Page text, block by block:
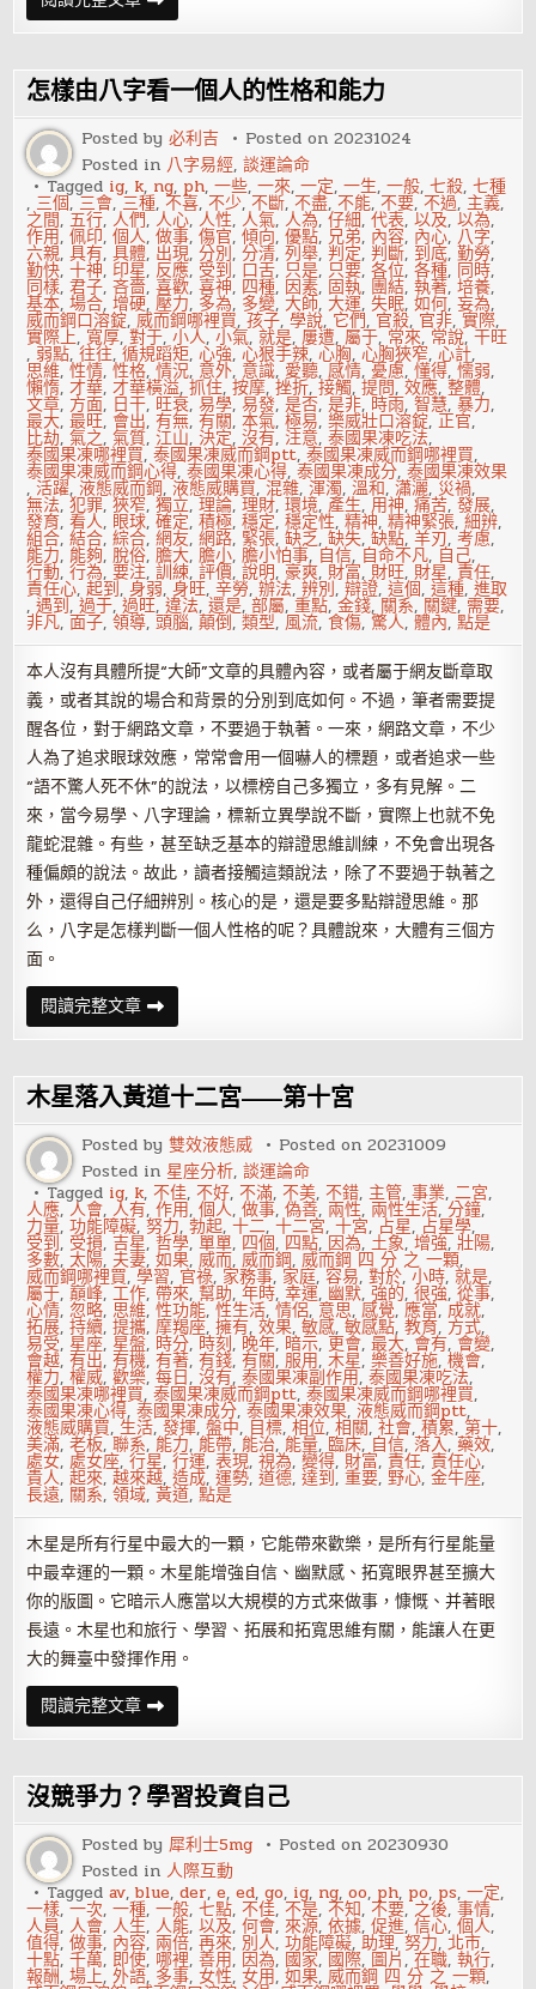
到
推
任
的
爛
主
管，
除
了
吃
悶
虧
你
還
能
這
樣
做…
怎樣由八字看一個人的性格和能力
Posted by必利吉 Posted on20231024
Posted in 八字易經,談運論命
Tagged ig, k, ng, ph,一些,一來,一定,一生,一般,七殺,七種
, 三個,三會,三種,不喜,不少,不斷,不盡,不能,不要,不過,主義,
之間,五行,人們,人心,人性,人氣,人為,仔細,代表,以及,以為,
作用,佩印,個人,做事,傷官,傾向,優點, 兄弟, 內容, 內心, 八字,
六親,具有,具體, 出現,分別,分清,列舉,判定,判斷, 到底,勤勞,
勤快,十神, 印星, 反應, 受到, 口舌, 只是, 只要,各位,各種, 同時,
同樣,君子,吝嗇,喜歡,喜神, 四種, 因素, 固執, 團結,執著,培養,
基本,場合,增硬,壓力, 多為, 多變,大師,大運,失眠,如何,妄為,
威而鋼口溶錠,威而鋼哪裡買,孩子,學說, 它們, 官殺, 官非,實際,
實際上, 寬厚,對于,小人,小氣,就是,屢遭,屬于, 常來, 常說,干旺
,弱點,往往,循規蹈矩,心強,心狠手辣,心胸,心胸狹窄,心計,
思維,性情,性格,情況, 意外, 意識, 愛聽,感情,憂慮,懂得,懦弱,
懶惰,才華,才華橫溢,抓住,按摩,挫折,接觸,提問,效應,整體,
文章, 方面, 日干, 旺衰,易學,易發,是否,是非, 時雨,智慧,暴力,
最大,最旺, 會出,有無,有關,本氣,極易,樂威壯口溶錠,正官,
比劫,氣之,氣質,江山,決定,沒有, 注意,泰國果凍吃法,
泰國果凍哪裡買,泰國果凍威而鋼ptt,泰國果凍威而鋼哪裡買,
泰國果凍威而鋼心得,泰國果凍心得,泰國果凍成分,泰國果凍效果
,活躍,液態威而鋼,液態威購買, 混雜,渾濁,溫和,瀟灑, 災禍,
無法,犯罪,狹窄,獨立,理論,理財,環境,產生, 用神,痛苦,發展,
發育,看人, 眼球,確定,積極,穩定,穩定性,精神,精神緊張,細辨,
組合,結合,綜合,網友,網路, 緊張,缺乏,缺失,缺點,羊刃,考慮,
能力, 能夠,脫俗,膽大,膽小,膽小怕事, 自信, 自命不凡, 自己,
行動,行為,要注,訓練,評價,說明,豪爽, 財富, 財旺, 財星,責任,
責任心,起到,身弱,身旺,辛勞,辦法,辨別,辯證,這個,這種,進取
,遇到,過于,過旺,違法,還是,部屬,重點,金錢, 關系, 關鍵, 需要,
非凡,面子,領導,頭腦,顛倒,類型, 風流,食傷,驚人,體內,點是
本人沒有具體所提“大師”文章的具體內容，或者屬于網友斷章取
義，或者其說的場合和背景的分別到底如何。不過，筆者需要提
醒各位，對于網路文章，不要過于執著。一來，網路文章，不少
人為了追求眼球效應，常常會用一個嚇人的標題，或者追求一些
“語不驚人死不休”的說法，以標榜自己多獨立，多有見解。二
來，當今易學、八字理論，標新立異學說不斷，實際上也就不免
龍蛇混雜。有些，甚至缺乏基本的辯證思維訓練，不免會出現各
種偏頗的說法。故此，讀者接觸這類說法，除了不要過于執著之
外，還得自己仔細辨別。核心的是，還是要多點辯證思維。那
么，八字是怎樣判斷一個人性格的呢？具體說來，大體有三個方
面。
閱讀完整文章怎
樣
由
字
看
一
個
人
的
性
格
和
能
力
木星落入黃道十二宮——第十宮
Posted by雙效液態威 Posted on20231009
Posted in 星座分析,談運論命
Tagged ig, k,不佳,不好,不滿,不美,不錯,主管,事業,二宮,
人應,人會,人有,作用,個人,做事,偽善, 兩性, 兩性生活,分鐘,
力量,功能障礙,努力,勃起,十二,十二宮,十宮, 占星, 占星學,
受到, 受損,吉星,哲學,單單, 四個, 四點, 因為,土象,增強,壯陽,
多數,太陽, 夫妻,如果,威而,威而鋼,威而鋼 四 分 之 一顆,
威而鋼哪裡買,學習, 官祿, 家務事, 家庭,容易,對於,小時,就是,
屬于,巔峰,工作,帶來,幫助,年時,幸運, 幽默,強的,很強,從事,
心情,忽略, 思維,性功能,性生活,情侶, 意思,感覺,應當, 成就,
拓展,持續,提攜,摩羯座,擁有,效果,敏感,敏感點,教育, 方式,
易受, 星座, 星盤, 時分, 時刻, 晚年, 暗示, 更會,最大, 會有,會變,
會越,有出,有機,有著,有錢,有關,服用,木星,樂善好施,機會,
權力,權威,歡樂,每日,沒有,泰國果凍副作用,泰國果凍吃法,
泰國果凍哪裡買,泰國果凍威而鋼ptt,泰國果凍威而鋼哪裡買,
泰國果凍心得,泰國果凍成分,泰國果凍效果,液態威而鋼ptt,
液態威購買,生活,發揮,盤中, 目標,相位,相關,社會,積累, 第十,
美滿,老板,聯系, 能力, 能帶, 能治, 能量, 臨床, 自信,落入,藥效,
處女, 處女座,行星,行運,表現,視為,變得, 財富,責任,責任心,
貴人,起來,越來越,造成,運勢,道德,達到,重要,野心,金牛座,
長遠, 關系,領域,黃道,點是
木星是所有行星中最大的一顆，它能帶來歡樂，是所有行星能量
中最幸運的一顆。木星能增強自信、幽默感、拓寬眼界甚至擴大
你的版圖。它暗示人應當以大規模的方式來做事，慷慨、并著眼
長遠。木星也和旅行、學習、拓展和拓寬思維有關，能讓人在更
大的舞臺中發揮作用。
閱讀完整文章木
星
落
黃
道
十
二
宮
——
第
十
宮
沒競爭力？學習投資自己
Posted by犀利士5mg Posted on20230930
Posted in人際互動
Taggedav,blue,der,e,ed,go, ig, ng,oo, ph, po, ps,一定,
一樣,一次,一種,一般,七點,不佳,不是,不知,不要,之後,事情,
人員,人會,人生,人能,以及,何會,來源,依據,促進,信心,個人,
值得,做事, 內容, 兩倍,再來, 別人,功能障礙,助理,努力,北市,
十點,千萬, 即使, 哪裡,善用, 因為, 國家, 國際, 圖片,在職,執行,
報酬,場上,外語, 多事,女性,女用,如果,威而鋼 四 分 之 一顆,